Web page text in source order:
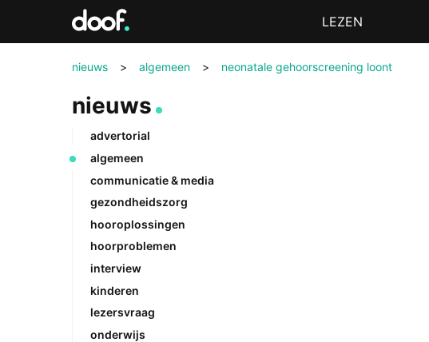
MenuLEZEN
nieuws > algemeen > neonatale gehoorscreening loont
nieuws
advertorial
algemeen
communicatie & media
gezondheidszorg
hooroplossingen
hoorproblemen
interview
kinderen
lezersvraag
onderwijs
Doof.nl